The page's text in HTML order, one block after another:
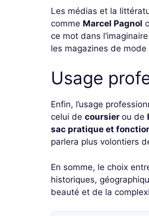
Les médias et la
comme Marcel Pagnol
ce mot dans
les magazines de mode
Usage
Enfin, l’usage
celui de coursier ou de
sac pratique et
parlera plus volontiers
En somme, le choix
historiques,
beauté et de la